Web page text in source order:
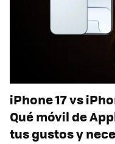
iPhone 17 vs
Qué móvil de
tus gustos y